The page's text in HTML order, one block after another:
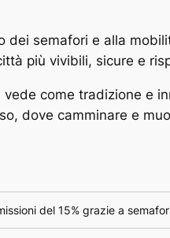
semafori e alla
più vivibili, sicure e
come tradizione e
dove camminare e
del 15% grazie a